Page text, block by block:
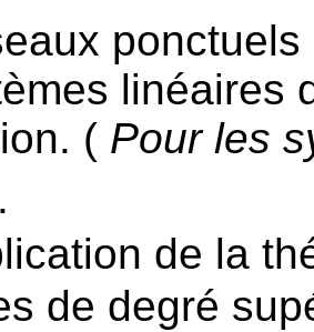
linéaires
( Pour les
de la
de degré